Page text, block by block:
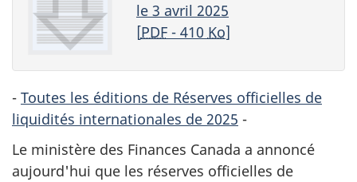
le 3 avril 2025
[PDF- 410 Ko]
- Toutes les éditions de Réserves officielles de
liquidités internationales de 2025 -
Le ministère des Finances Canada a annoncé
aujourd'hui que les réserves officielles de